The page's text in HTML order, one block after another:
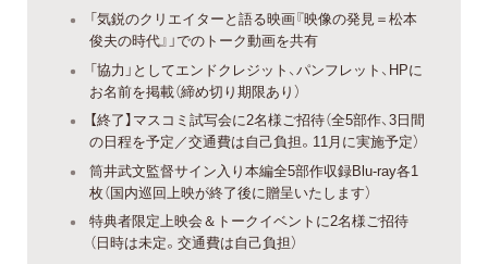
「気鋭のクリエイターと語る映画『映像の発見＝松本
俊夫の時代』」でのトーク動画を共有
「協力」としてエンドクレジット、パンフレット、HPに
お名前を掲載（締め切り期限あり）
【終了】マスコミ試写会に2名様ご招待（全5部作、3日間
の日程を予定／交通費は自己負担。11月に実施予定）
筒井武文監督サイン入り本編全5部作収録Blu-ray各1
枚（国内巡回上映が終了後に贈呈いたします）
特典者限定上映会＆トークイベントに2名様ご招待
（日時は未定。交通費は自己負担）